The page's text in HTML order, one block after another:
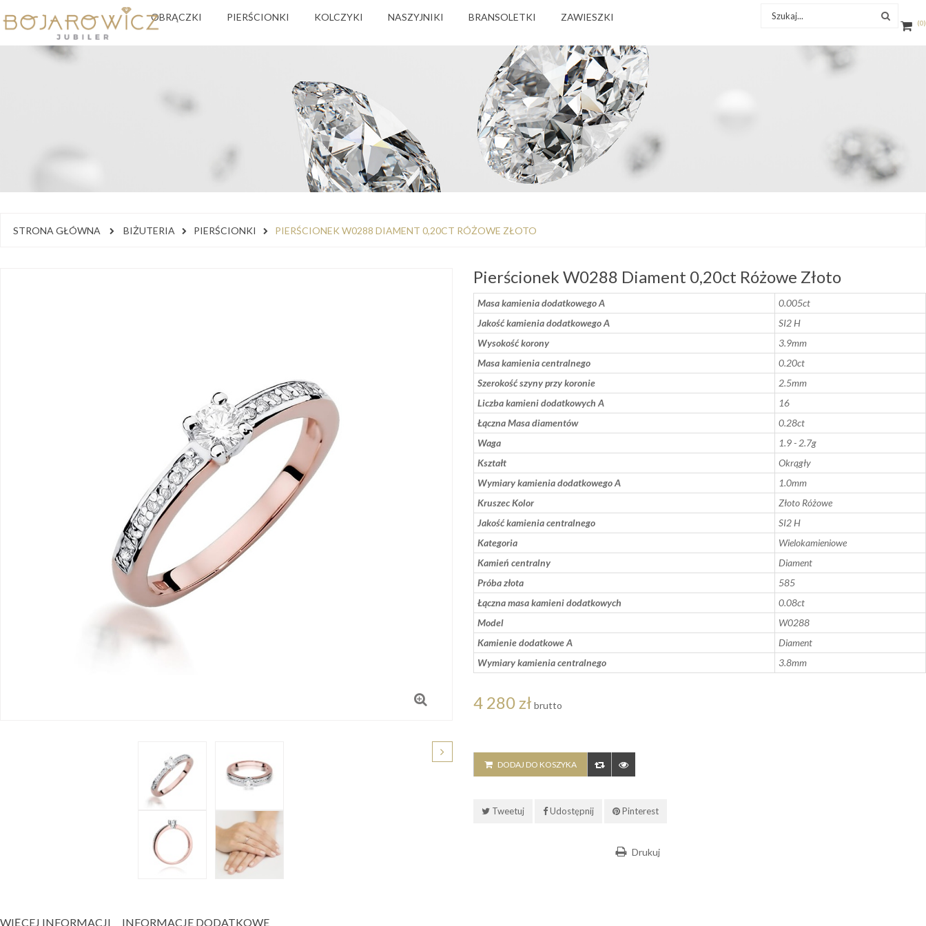
0
OBRĄCZKI PIERŚCIONKI KOLCZYKI NASZYJNIKI BRANSOLETKI ZAWIESZKI
STRONA GŁÓWNA BIŻUTERIA PIERŚCIONKI PIERŚCIONEK W0288 DIAMENT 0,20CT RÓŻOWE ZŁOTO
Pierścionek W0288 Diament 0,20ct Różowe Złoto
Masa kamienia dodatkowego A
0.005ct
Jakość kamienia dodatkowego A
SI2 H
Wysokość korony
3.9mm
Masa kamienia centralnego
0.20ct
Szerokość szyny przy koronie
2.5mm
Liczba kamieni dodatkowych A
16
Łączna Masa diamentów
0.28ct
Waga
1.9 - 2.7g
Kształt
Okrągły
Wymiary kamienia dodatkowego A
1.0mm
Kruszec Kolor
Złoto Różowe
Jakość kamienia centralnego
SI2 H
Kategoria
Wielokamieniowe
Kamień centralny
Diament
Próba złota
585
Łączna masa kamieni dodatkowych
0.08ct
Model
W0288
Kamienie dodatkowe A
Diament
Wymiary kamienia centralnego
3.8mm
4 280 zł brutto
DODAJ DO KOSZYKA
Tweetuj Udostępnij Pinterest
Drukuj
WIĘCEJ INFORMACJI INFORMACJE DODATKOWE